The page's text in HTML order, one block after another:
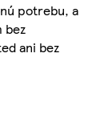
potrebu, a
bez
ani bez